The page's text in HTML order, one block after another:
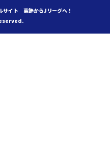
イト 葛飾からJリーグへ！